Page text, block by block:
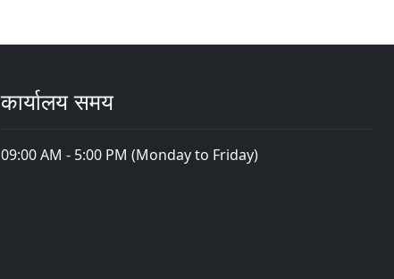
कार्यालय समय
09:00 AM - 5:00 PM (Monday to Friday)